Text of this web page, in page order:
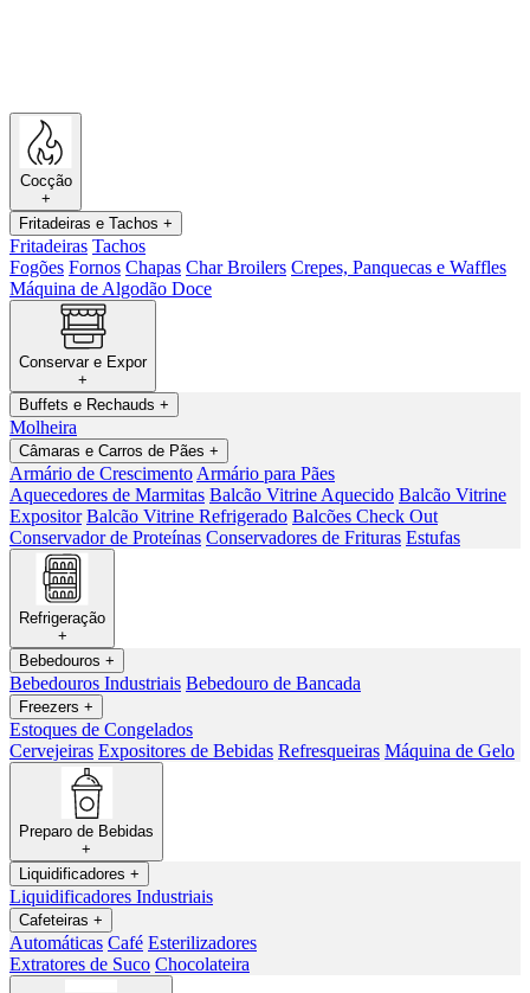
Cocção
+
Fritadeiras e Tachos +
Fritadeiras Tachos
Fogões Fornos Chapas Char Broilers Crepes, Panquecas e Waffles
Máquina de Algodão Doce
Conservar e Expor
+
Buffets e Rechauds +
Molheira
Câmaras e Carros de Pães +
Armário de Crescimento Armário para Pães
Aquecedores de Marmitas Balcão Vitrine Aquecido Balcão Vitrine
Expositor Balcão Vitrine Refrigerado Balcões Check Out
Conservador de Proteínas Conservadores de Frituras Estufas
Refrigeração
+
Bebedouros +
Bebedouros Industriais Bebedouro de Bancada
Freezers +
Estoques de Congelados
Cervejeiras Expositores de Bebidas Refresqueiras Máquina de Gelo
Preparo de Bebidas
+
Liquidificadores +
Liquidificadores Industriais
Cafeteiras +
Automáticas Café Esterilizadores
Extratores de Suco Chocolateira